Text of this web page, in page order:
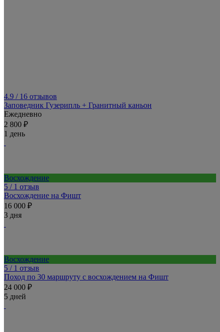
4.9 / 16 отзывов
Заповедник Гузерипль + Гранитный каньон
Ежедневно
2 800 ₽
1 день
Восхождение
5 / 1 отзыв
Восхождение на Фишт
16 000 ₽
3 дня
Восхождение
5 / 1 отзыв
Поход по 30 маршруту с восхождением на Фишт
24 000 ₽
5 дней